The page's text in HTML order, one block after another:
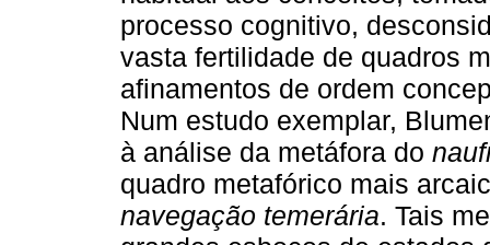
processo cognitivo,
vasta fertilidade de quadros
afinamentos de ordem
Num estudo exemplar,
à análise da metáfora do
quadro metafórico mais
navegação temerária. Tais